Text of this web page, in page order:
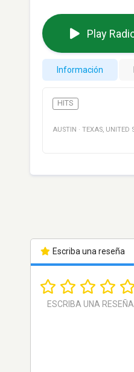
Play
Información
HITS
AUSTIN · TEXAS, UNITED
Escriba una reseña